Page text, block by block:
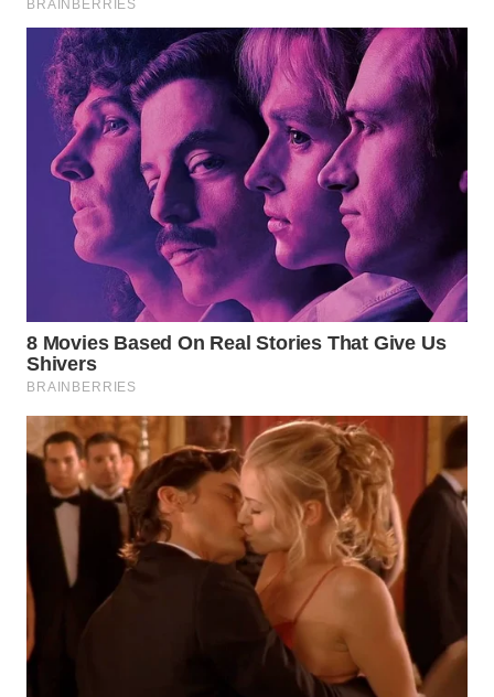
WAHANA
INFRASTRUKTUR
WAHANA
KONSUMEN
WAHANA
LISTRIK
WAHANA
TV
WAHANANEWS
ID
WAHANANEWS
WAHANANEWS
NET